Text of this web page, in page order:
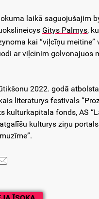
laikā saguojušajim
Gitys Palmys,
kai “viļcīņu meitine”
ar viļcīnim golvonajuos
2022. godā atbolsta
literaturys festivals
kulturkapitala fonds, AS
kulturys ziņu